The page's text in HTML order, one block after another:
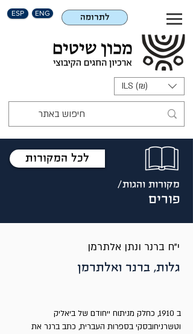
ESP ENG לתרומה
ILS (₪)
לכל המקורות
מקורות והגות/
פורים
י"ח ברנר ונתן אלתרמן
גלות, ברנר ואלתרמן
ב 1910, כחלק מניתוח ייחודם של ביאליק
וטשרניחובסקי בספרות העברית, כתב ברנר את